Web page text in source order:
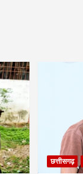
छत्तीसगढ़